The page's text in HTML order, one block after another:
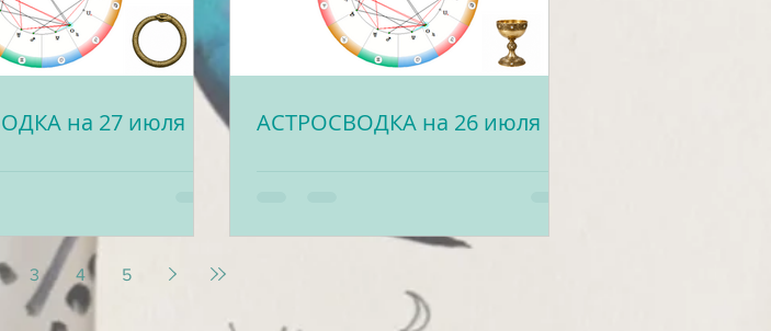
на 27 июля АСТРОСВОДКА на 26 июля
3 4 5